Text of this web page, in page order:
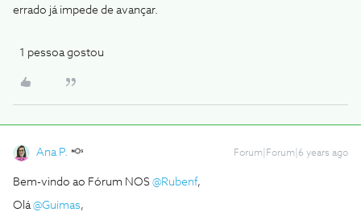
errado já impede de avançar.
1 pessoa gostou
Ana P. Forum|Forum|6 years ago
Bem-vindo ao Fórum NOS @Rubenf,
Olá@Guimas,